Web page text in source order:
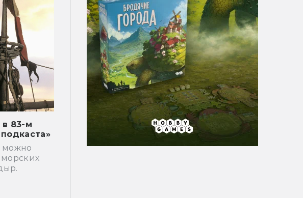
в 83-м
можно